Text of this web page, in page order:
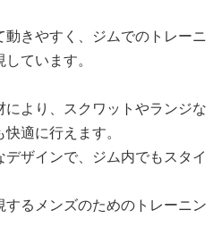
きやすく、ジムでのトレーニ
ています。
より、スクワットやランジな
適に行えます。
ザインで、ジム内でもスタイ
るメンズのためのトレーニン